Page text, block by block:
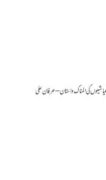
کی المناک داستان – عرفان علی